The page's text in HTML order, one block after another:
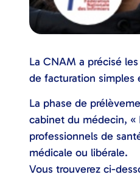
La CNAM a précisé
de facturation simples
La phase de
cabinet du médecin, «
professionnels de
médicale ou libérale.
Vous trouverez ci-